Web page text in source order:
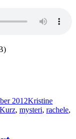
2012Kristine
Kurz, mysteri, rachele,